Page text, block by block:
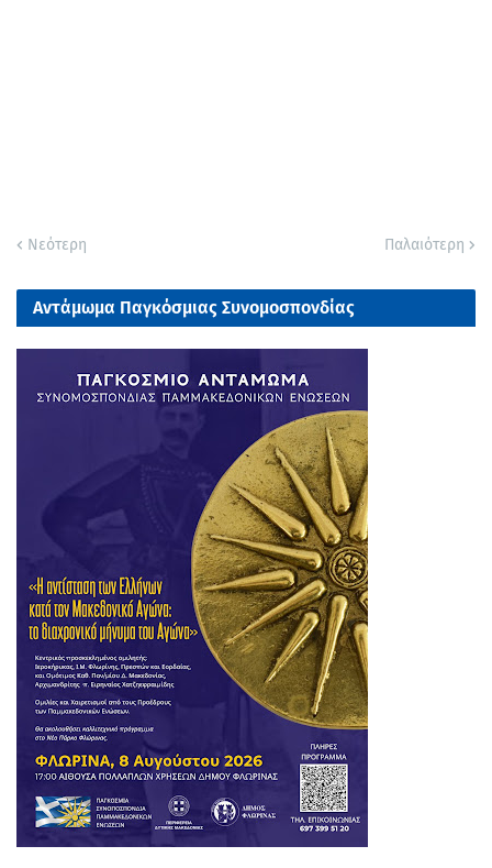
Νεότερη Παλαιότερη
Αντάμωμα Παγκόσμιας Συνομοσπονδίας
Παμμακεδονικών Ενώσεων